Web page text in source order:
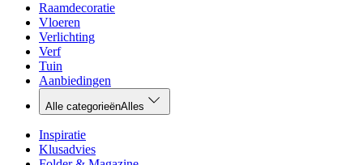
Raamdecoratie
Vloeren
Verlichting
Verf
Tuin
Aanbiedingen
Alle categorieënAlles
Inspiratie
Klusadvies